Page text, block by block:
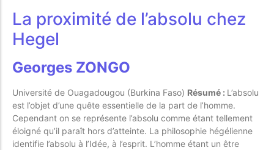
No Posts Found!
EDITOR'S PICK
No Posts Found!
La proximité de l’absolu chez
Hegel
Georges ZONGO
Université de Ouagadougou (Burkina Faso) Résumé : L’absolu
est l’objet d’une quête essentielle de la part de l’homme.
Cependant on se représente l’absolu comme étant tellement
éloigné qu’il paraît hors d’atteinte. La philosophie hégélienne
identifie l’absolu à l’Idée, à l’esprit. L’homme étant un être